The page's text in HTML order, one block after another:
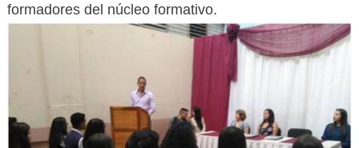
formadores del núcleo formativo.